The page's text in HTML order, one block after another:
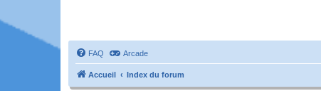
FAQ Arcade
Accueil Index du forum